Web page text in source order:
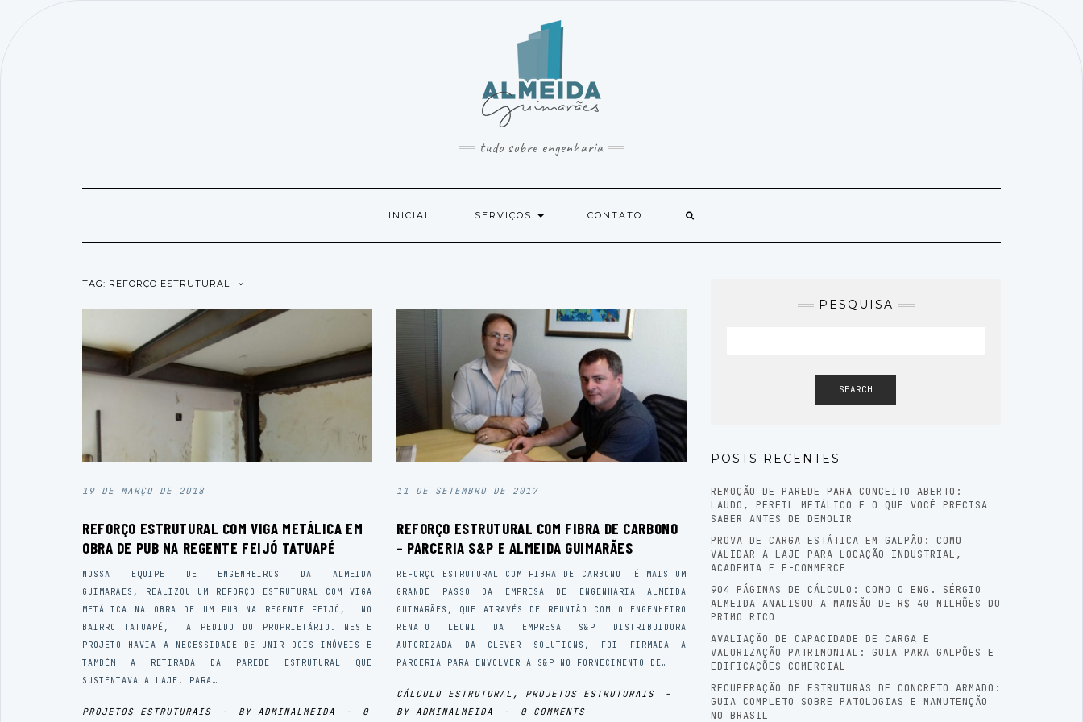
tudo sobre engenharia
INICIAL SERVIÇOS CONTATO
TAG: REFORÇO ESTRUTURAL
19 DE MARÇO DE 2018
REFORÇO ESTRUTURAL COM VIGA METÁLICA EM
OBRA DE PUB NA REGENTE FEIJÓ TATUAPÉ
NOSSA EQUIPE DE ENGENHEIROS DA ALMEIDA
GUIMARÃES, REALIZOU UM REFORÇO ESTRUTURAL COM VIGA
METÁLICA NA OBRA DE UM PUB NA REGENTE FEIJÓ, NO
BAIRRO TATUAPÉ, A PEDIDO DO PROPRIETÁRIO. NESTE
PROJETO HAVIA A NECESSIDADE DE UNIR DOIS IMÓVEIS E
TAMBÉM A RETIRADA DA PAREDE ESTRUTURAL QUE
SUSTENTAVA A LAJE. PARA…
PROJETOS ESTRUTURAIS - BY ADMINALMEIDA -
0
11 DE SETEMBRO DE 2017
REFORÇO ESTRUTURAL COM FIBRA DE CARBONO
– PARCERIA S&P E ALMEIDA GUIMARÃES
REFORÇO ESTRUTURAL COM FIBRA DE CARBONO É MAIS UM
GRANDE PASSO DA EMPRESA DE ENGENHARIA ALMEIDA
GUIMARÃES, QUE ATRAVÉS DE REUNIÃO COM O ENGENHEIRO
RENATO LEONI DA EMPRESA S&P DISTRIBUIDORA
AUTORIZADA DA CLEVER SOLUTIONS, FOI FIRMADA A
PARCERIA PARA ENVOLVER A S&P NO FORNECIMENTO DE…
CÁLCULO ESTRUTURAL , PROJETOS ESTRUTURAIS
-
BY ADMINALMEIDA - 0 COMMENTS
PESQUISA
SEARCH
POSTS RECENTES
REMOÇÃO DE PAREDE PARA CONCEITO ABERTO:
LAUDO, PERFIL METÁLICO E O QUE VOCÊ PRECISA
SABER ANTES DE DEMOLIR
PROVA DE CARGA ESTÁTICA EM GALPÃO: COMO
VALIDAR A LAJE PARA LOCAÇÃO INDUSTRIAL,
ACADEMIA E E-COMMERCE
904 PÁGINAS DE CÁLCULO: COMO O ENG. SÉRGIO
ALMEIDA ANALISOU A MANSÃO DE R$ 40 MILHÕES DO
PRIMO RICO
AVALIAÇÃO DE CAPACIDADE DE CARGA E
VALORIZAÇÃO PATRIMONIAL: GUIA PARA GALPÕES E
EDIFICAÇÕES COMERCIAL
RECUPERAÇÃO DE ESTRUTURAS DE CONCRETO ARMADO:
GUIA COMPLETO SOBRE PATOLOGIAS E MANUTENÇÃO
NO BRASIL